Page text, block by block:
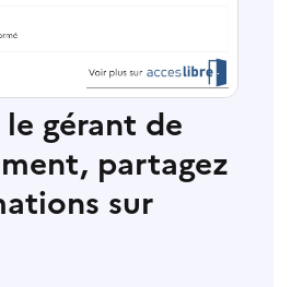
gérant de
partagez
sur